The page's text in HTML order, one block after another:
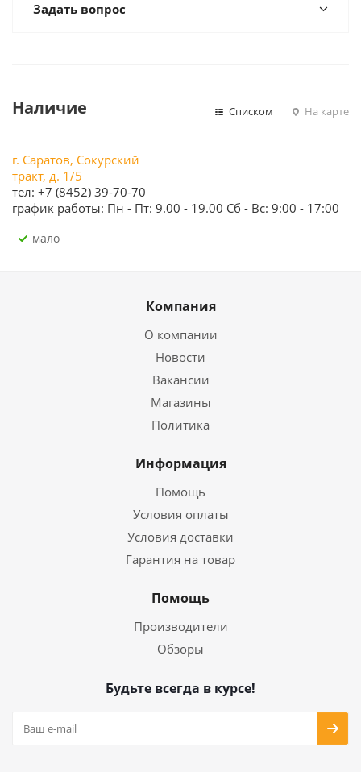
Задать вопрос
Наличие Списком На карте
г. Саратов, Сокурский
тракт, д. 1/5
тел: +7 (8452) 39-70-70
график работы: Пн - Пт: 9.00 - 19.00 Сб - Вс: 9:00 - 17:00
Мало
Компания
О компании
Новости
Вакансии
Магазины
Политика
Информация
Помощь
Условия оплаты
Условия доставки
Гарантия на товар
Помощь
Производители
Обзоры
Будьте всегда в курсе!